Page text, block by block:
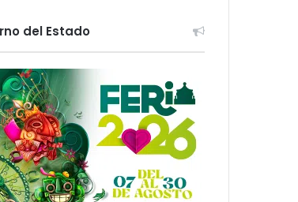
del Estado